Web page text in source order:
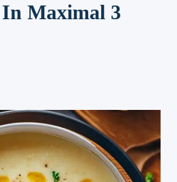
Maximal 3